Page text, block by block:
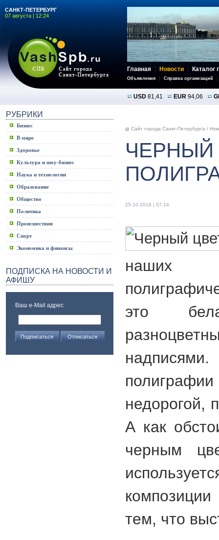
САНКТ-ПЕТЕРБУРГ
07 августа | 12:24
Главная Новости Каталог
Объявления Справка организаций
USD 81,41 EUR 94,06
РУБРИКИ
Бизнес
В мире
Здоровье
Культура и шоу-бизнес
Наука и технологии
Образование
Общество
Политика
Происшествия
Спорт
Экономика и финансы
ПОДПИСКА НА НОВОСТИ И
АФИШУ
Ваш e-Mail адрес
Сайт города Санкт-Петербурга /
ЧЕРНЫЙ
25.10.2018 | 07:14
наших
это
недорогой,
А как
черным
тем, что